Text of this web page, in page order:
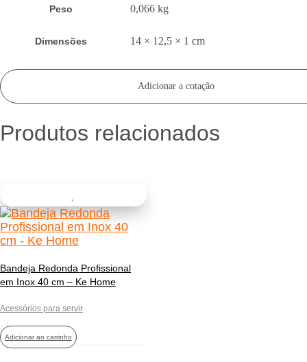
Peso 0,066 kg
Dimensões 14 × 12,5 × 1 cm
Adicionar a cotação
Produtos relacionados
Bandeja Redonda Profissional
em Inox 40 cm – Ke Home
Acessórios para servir
Adicionar ao carrinho